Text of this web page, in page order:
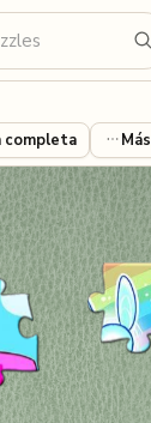
completa Más